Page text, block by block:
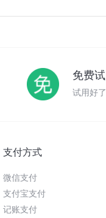
免费
试用好
支付方式
微信支付
支付宝支付
记账支付